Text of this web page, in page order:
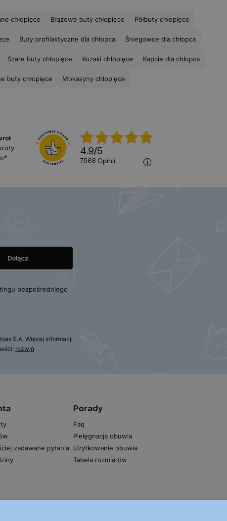
chłopięce Brązowe buty chłopięce Półbuty chłopięce
Buty profilaktyczne dla chłopca Śniegowce dla chłopca
Szare buty chłopięce Kozaki chłopięce Kapcie dla chłopca
buty chłopięce Mokasyny chłopięce
4.9/5
7568 opinii
bezpośredniego
S.A. Więcej informacji
rozwiń
zadawane pytania
Porady
Faq
Pielęgnacja obuwia
Użytkowanie obuwia
Tabela rozmiarów